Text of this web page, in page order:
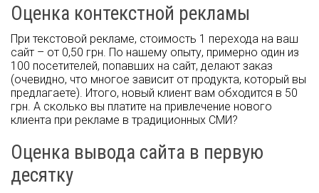
Оценка контекстной рекламы
При текстовой рекламе, стоимость 1 перехода на ваш
сайт – от 0,50 грн. По нашему опыту, примерно один из
100 посетителей, попавших на сайт, делают заказ
(очевидно, что многое зависит от продукта, который вы
предлагаете). Итого, новый клиент вам обходится в 50
грн. А сколько вы платите на привлечение нового
клиента при рекламе в традиционных СМИ?
Оценка вывода сайта в первую
десятку